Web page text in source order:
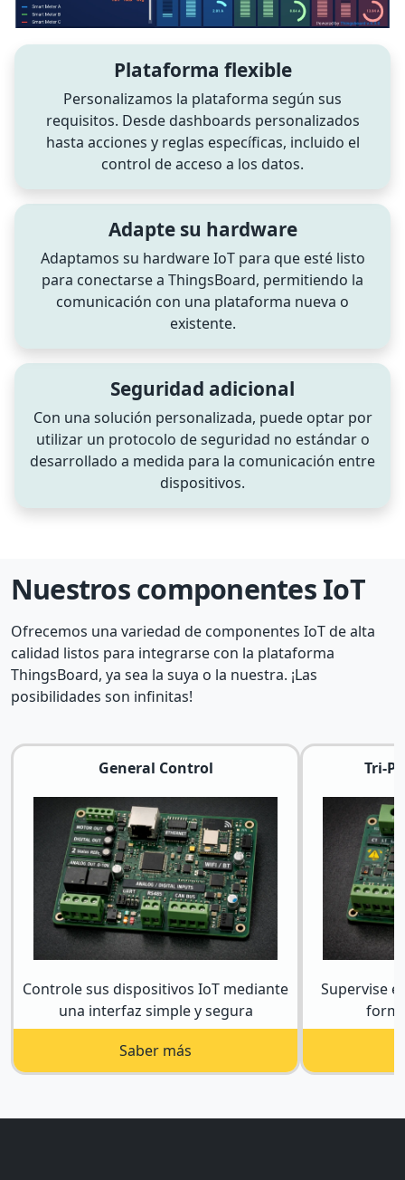
Plataforma flexible
Personalizamos la plataforma según sus
requisitos. Desde dashboards personalizados
hasta acciones y reglas específicas, incluido el
control de acceso a los datos.
Adapte su hardware
Adaptamos su hardware IoT para que esté listo
para conectarse a ThingsBoard, permitiendo la
comunicación con una plataforma nueva o
existente.
Seguridad adicional
Con una solución personalizada, puede optar por
utilizar un protocolo de seguridad no estándar o
desarrollado a medida para la comunicación entre
dispositivos.
Nuestros componentes IoT
Ofrecemos una variedad de componentes IoT de alta
calidad listos para integrarse con la plataforma
ThingsBoard, ya sea la suya o la nuestra. ¡Las
posibilidades son infinitas!
General Control
Controle sus dispositivos IoT mediante
una interfaz simple y segura
Saber más
Tri-
Supervise